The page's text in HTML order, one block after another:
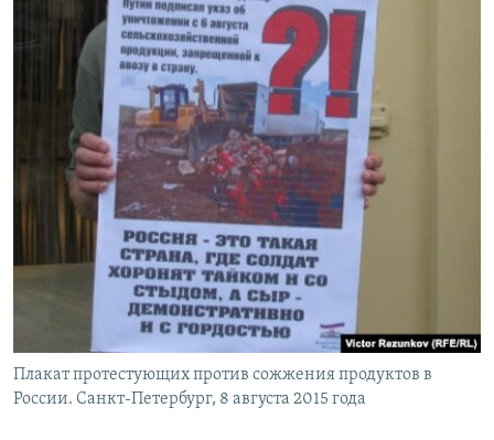
Плакат протестующих против сожжения продуктов в
России. Санкт-Петербург, 8 августа 2015 года